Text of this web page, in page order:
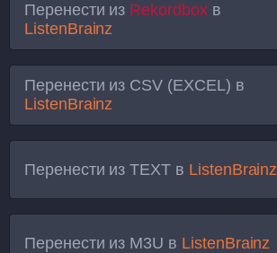
Перенести из Rekordboxв
ListenBrainz
Перенести из CSV (EXCEL) в
ListenBrainz
Перенести изTEXT в ListenBrainz
Перенести из M3U в ListenBrainz